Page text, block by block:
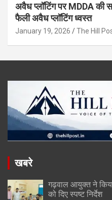
अवैध प्लॉटिंग पर MDDA की
फैली अवैध प्लॉटिंग ध्वस्त
January 19, 2026 The Hill
खबरे
गढ़वाल आयुक्त ने किया
को दिए स्पष्ट निर्देश